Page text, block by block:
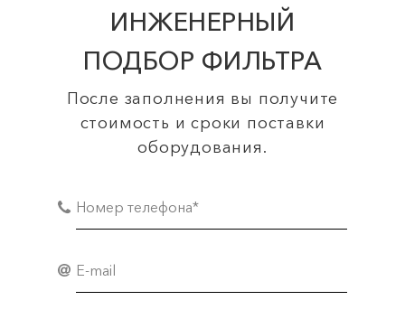
ИНЖЕНЕРНЫЙ
ПОДБОР ФИЛЬТРА
После заполнения вы получите
стоимость и сроки поставки
оборудования.